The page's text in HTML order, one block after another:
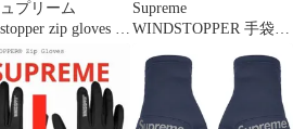
プリーム
zip gloves グ
ブ カモフラ 迷彩
ド Lサイズ
Supreme
WINDSTOPPER 手袋